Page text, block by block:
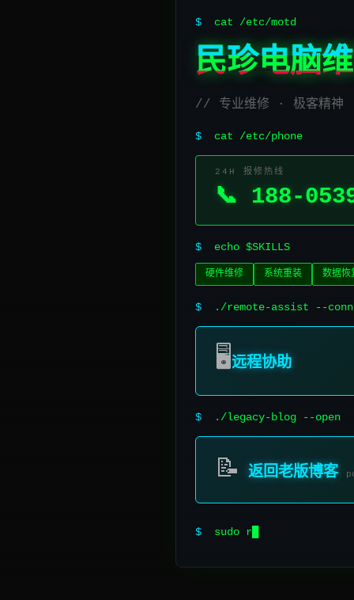
$ cat /etc/motd
民珍电脑
// 专业维修 · 极客精神
$ cat /etc/phone
24H 报修热线
📞 188-
$ echo $SKILLS
硬件维修 系统重装 数据恢
$ ./remote-assist --
🖥️远程协助
$ ./legacy-blog --open
📝 返回老版博客
$ chmod 777 /per